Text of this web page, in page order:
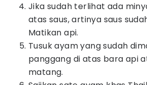
Jika sudah terlihat ada
atas saus, artinya saus
Matikan api.
Tusuk ayam yang sudah
panggang di atas bara api
matang.